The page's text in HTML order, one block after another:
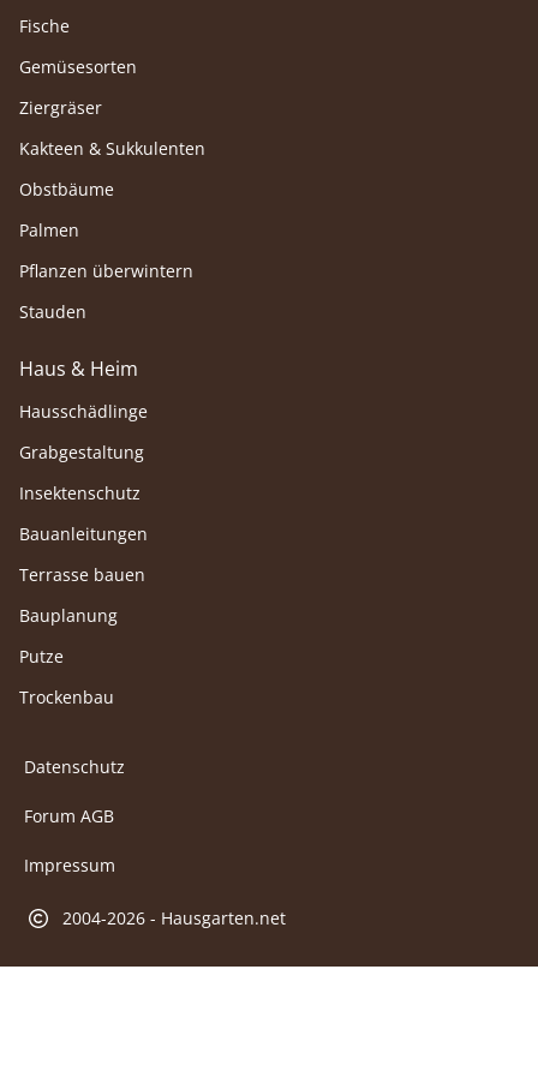
Fische
Gemüsesorten
Ziergräser
Kakteen & Sukkulenten
Obstbäume
Palmen
Pflanzen überwintern
Stauden
Haus & Heim
Hausschädlinge
Grabgestaltung
Insektenschutz
Bauanleitungen
Terrasse bauen
Bauplanung
Putze
Trockenbau
Datenschutz
Forum AGB
Impressum
2004-2026 - Hausgarten.net